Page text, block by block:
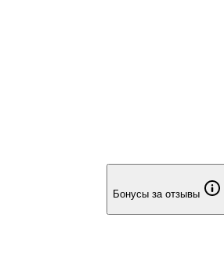
Бонусы за отзывы